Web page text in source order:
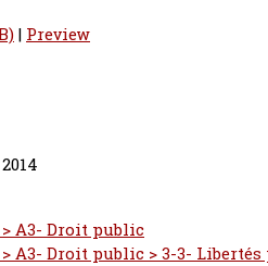
| Preview
> A3- Droit public
> A3- Droit public > 3-3-